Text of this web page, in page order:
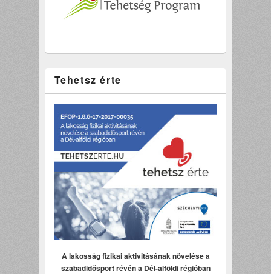
Tehetsz érte
A lakosság fizikai aktivitásának növelése a
szabadidősport révén a Dél-alföldi régióban